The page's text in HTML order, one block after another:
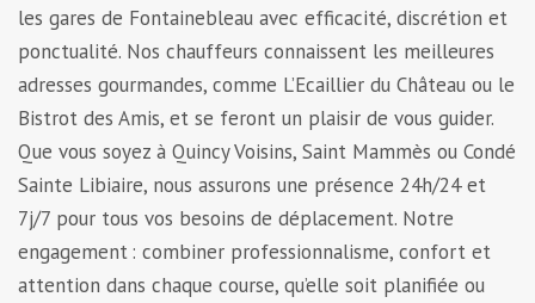
les gares de Fontainebleau avec efficacité, discrétion et
ponctualité. Nos chauffeurs connaissent les meilleures
adresses gourmandes, comme L’Ecaillier du Château ou le
Bistrot des Amis, et se feront un plaisir de vous guider.
Que vous soyez à Quincy Voisins, Saint Mammès ou Condé
Sainte Libiaire, nous assurons une présence 24h/24 et
7j/7 pour tous vos besoins de déplacement. Notre
engagement : combiner professionnalisme, confort et
attention dans chaque course, qu’elle soit planifiée ou